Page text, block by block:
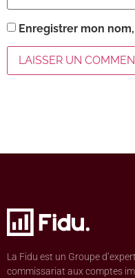
Enregistrer mon
La Fidu est un Groupe
commissariat aux comptes